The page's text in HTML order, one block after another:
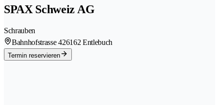
SPAX Schweiz AG
Schrauben
Bahnhofstrasse 426162 Entlebuch
Termin reservieren